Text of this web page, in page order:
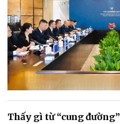
Thấy gì từ “cung